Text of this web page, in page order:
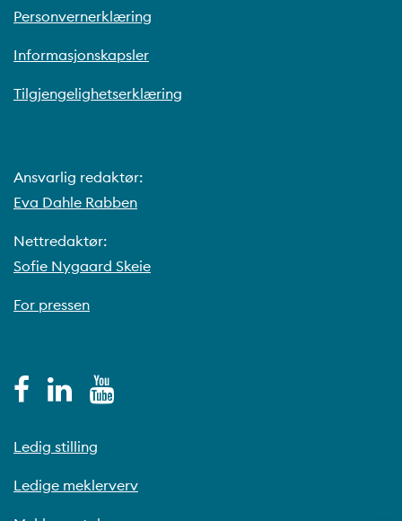
Personvernerklæring
Informasjonskapsler
Tilgjengelighetserklæring
Ansvarlig redaktør:
Eva Dahle Rabben
Nettredaktør:
Sofie Nygaard Skeie
For pressen
Ledig stilling
Ledige meklerverv